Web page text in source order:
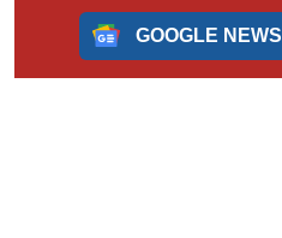
GOOGLE NEWS